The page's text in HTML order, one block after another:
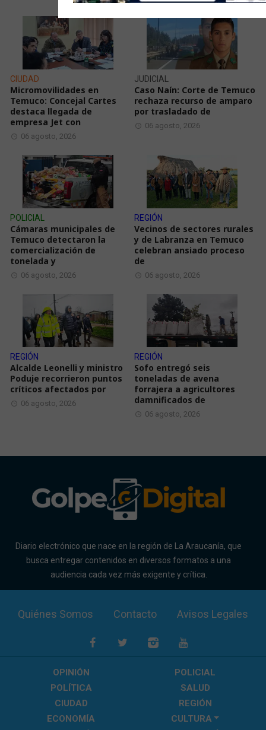
CIUDAD
Micromovilidades en
Temuco: Concejal Cartes
destaca llegada de
empresa Jet con
06 agosto, 2026
JUDICIAL
Caso Naín: Corte de Temuco
rechaza recurso de amparo
por trasladado de
06 agosto, 2026
POLICIAL
Cámaras municipales de
Temuco detectaron la
comercialización de
tonelada y
06 agosto, 2026
REGIÓN
Vecinos de sectores rurales
y de Labranza en Temuco
celebran ansiado proceso
de
06 agosto, 2026
REGIÓN
Alcalde Leonelli y ministro
Poduje recorrieron puntos
críticos afectados por
06 agosto, 2026
REGIÓN
Sofo entregó seis
toneladas de avena
forrajera a agricultores
damnificados de
06 agosto, 2026
Diario electrónico que nace en la región de La Araucanía, que
busca entregar contenidos en diversos formatos a una
audiencia cada vez más exigente y crítica.
Quiénes Somos Contacto Avisos Legales
OPINIÓN
POLICIAL
POLÍTICA
SALUD
CIUDAD
REGIÓN
ECONOMÍA
CULTURA